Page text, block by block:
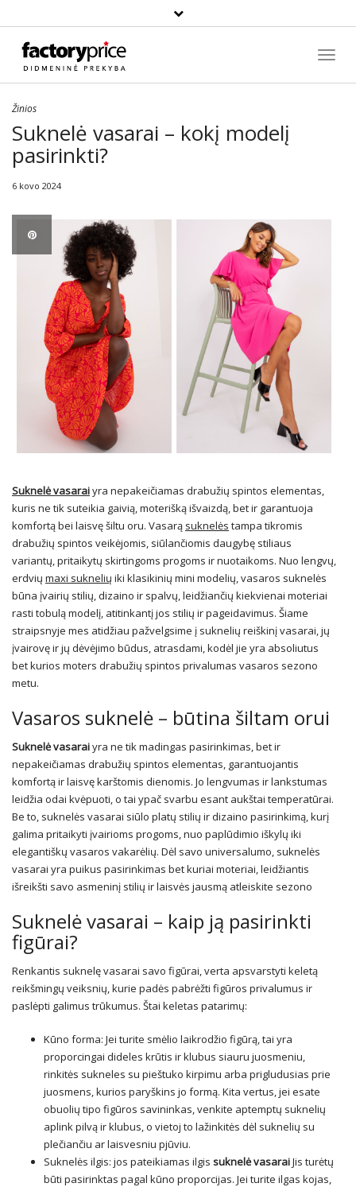
Paieška
Žinios
Suknelė vasarai – kokį modelį
pasirinkti?
6 kovo 2024
Suknelė vasaraiyra nepakeičiamas drabužių spintos elementas,
kuris ne tik suteikia gaivią, moterišką išvaizdą, bet ir garantuoja
komfortą bei laisvę šiltu oru. Vasarą suknelės tampa tikromis
drabužių spintos veikėjomis, siūlančiomis daugybę stiliaus
variantų, pritaikytų skirtingoms progoms ir nuotaikoms. Nuo lengvų,
erdvių maxi suknelių iki klasikinių mini modelių, vasaros suknelės
būna įvairių stilių, dizaino ir spalvų, leidžiančių kiekvienai moteriai
rasti tobulą modelį, atitinkantį jos stilių ir pageidavimus. Šiame
straipsnyje mes atidžiau pažvelgsime į suknelių reiškinį vasarai, jų
įvairovę ir jų dėvėjimo būdus, atrasdami, kodėl jie yra absoliutus
bet kurios moters drabužių spintos privalumas vasaros sezono
metu.
Vasaros suknelė – būtina šiltam orui
Suknelė vasaraiyra ne tik madingas pasirinkimas, bet ir
nepakeičiamas drabužių spintos elementas, garantuojantis
komfortą ir laisvę karštomis dienomis. Jo lengvumas ir lankstumas
leidžia odai kvėpuoti, o tai ypač svarbu esant aukštai temperatūrai.
Be to, suknelės vasarai siūlo platų stilių ir dizaino pasirinkimą, kurį
galima pritaikyti įvairioms progoms, nuo paplūdimio iškylų iki
elegantiškų vasaros vakarėlių. Dėl savo universalumo, suknelės
vasarai yra puikus pasirinkimas bet kuriai moteriai, leidžiantis
išreikšti savo asmeninį stilių ir laisvės jausmą atleiskite sezono
Suknelė vasarai – kaip ją pasirinkti
figūrai?
Renkantis suknelę vasarai savo figūrai, verta apsvarstyti keletą
reikšmingų veiksnių, kurie padės pabrėžti figūros privalumus ir
paslėpti galimus trūkumus. Štai keletas patarimų:
Kūno forma: Jei turite smėlio laikrodžio figūrą, tai yra
proporcingai dideles krūtis ir klubus siauru juosmeniu,
rinkitės sukneles su pieštuko kirpimu arba prigludusias prie
juosmens, kurios paryškins jo formą. Kita vertus, jei esate
obuolių tipo figūros savininkas, venkite aptemptų suknelių
aplink pilvą ir klubus, o vietoj to lažinkitės dėl suknelių su
plečiančiu ar laisvesniu pjūviu.
Suknelės ilgis: jos pateikiamas ilgis suknelė vasaraiJis turėtų
būti pasirinktas pagal kūno proporcijas. Jei turite ilgas kojas,